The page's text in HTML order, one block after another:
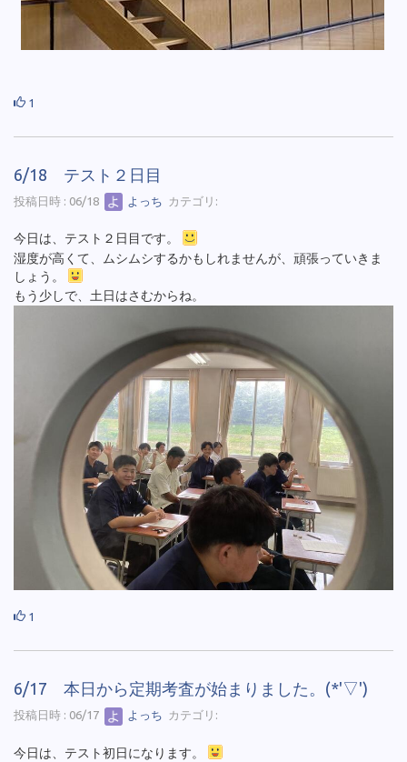
1
6/18 テスト２日目
投稿日時 : 06/18 よっち カテゴリ:
今日は、テスト２日目です。
湿度が高くて、ムシムシするかもしれませんが、頑張っていきま
しょう。
もう少しで、土日はさむからね。
1
6/17 本日から定期考査が始まりました。(*'▽')
投稿日時 : 06/17 よっち カテゴリ:
今日は、テスト初日になります。